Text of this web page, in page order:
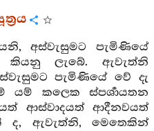
අස්වැසුමට පැමිණියේ
කියනු ලැබේ. ඇවැත්නි
පැමිණියේ වේ දැ
කලෙක ස්පර්‍ශායතන
ආස්වාදයත් ආදීනවයත්
ඇවැත්නි, මෙතෙකින්